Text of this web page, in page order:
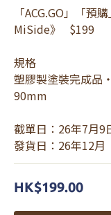
「ACG.GO」「
MiSide》   $199
規格
塑膠製塗裝完成品
90mm
截單日：26年7月9
發貨日：26年12月
HK$199.00